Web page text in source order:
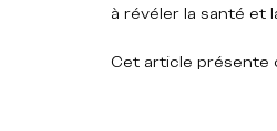
à révéler la santé et
Cet article présente